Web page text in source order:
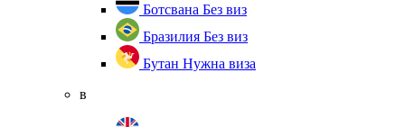
Ботсвана Без виз
Бразилия Без виз
Бутан Нужна виза
в